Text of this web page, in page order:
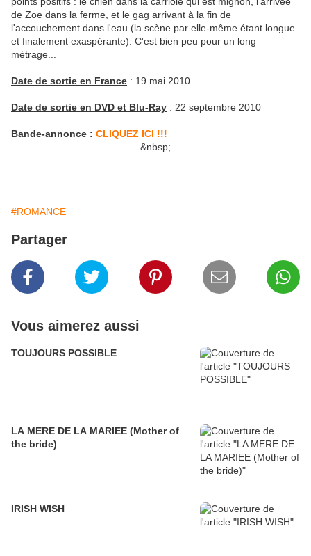
de Zoe dans la ferme, et le gag arrivant à la fin de
l'accouchement dans l'eau (la scène par elle-même étant longue
et finalement exaspérante). C'est bien peu pour un long
métrage...
Date de sortie en France : 19 mai 2010
Date de sortie en DVD et Blu-Ray : 22 septembre 2010
Bande-annonce : CLIQUEZ ICI !!!
&nbsp;
#ROMANCE
Partager
Vous aimerez aussi
TOUJOURS POSSIBLE
LA MERE DE LA MARIEE (Mother of
the bride)
IRISH WISH